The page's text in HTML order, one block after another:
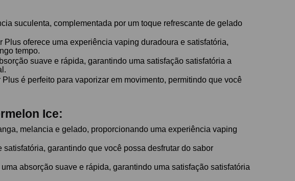
suculenta, complementada por um toque refrescante de gelado
oferece uma experiência vaping duradoura e satisfatória,
tempo.
suave e rápida, garantindo uma satisfação satisfatória a
é perfeito para vaporizar em movimento, permitindo que você
Ice:
melancia e gelado, proporcionando uma experiência vaping
garantindo que você possa desfrutar do sabor
absorção suave e rápida, garantindo uma satisfação satisfatória